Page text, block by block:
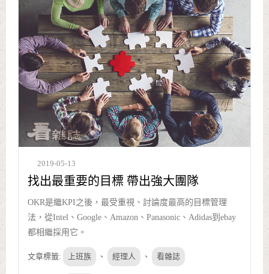
2019-05-13
找出最重要的目標 帶出強大團隊
OKR是繼KPI之後，最受重視、討論度最高的目標管理
法，從Intel、Google、Amazon、Panasonic、Adidas到ebay
都相繼採用它。
文章標籤: 上班族 、 經理人 、 看雜誌